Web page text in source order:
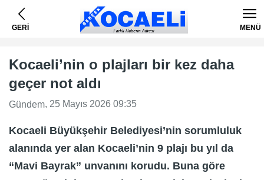
GERİ MENÜ
Kocaeli’nin o plajları bir kez daha
geçer not aldı
Gündem, 25 Mayıs 2026 09:35
Kocaeli Büyükşehir Belediyesi’nin sorumluluk
alanında yer alan Kocaeli’nin 9 plajı bu yıl da
“Mavi Bayrak” unvanını korudu. Buna göre